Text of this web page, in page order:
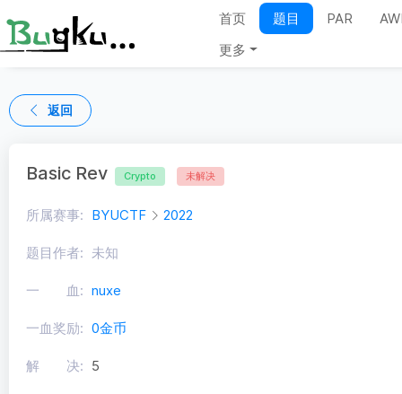
首页 题目 PAR
更多
返回
Basic Rev Crypto 未解决
所属赛事: BYUCTF 2022
题目作者: 未知
一 血: nuxe
一血奖励: 0金币
解 决: 5